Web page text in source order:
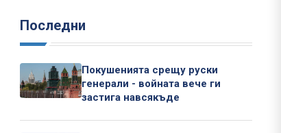
Последни
Покушенията срещу руски
генерали - войната вече ги
застига навсякъде